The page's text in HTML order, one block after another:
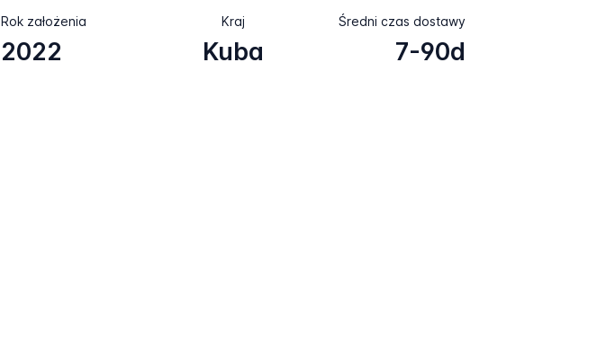
Rok założenia
2022
Kraj
Kuba
Średni czas dostawy
7-90d